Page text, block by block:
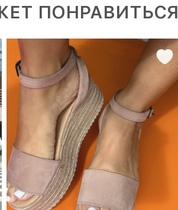
ПОНРАВИТЬСЯ